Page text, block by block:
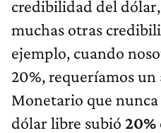
credibilidad del
muchas otras
ejemplo, cuando
20%, requeríamos
Monetario que nunca
dólar libre subió 20%